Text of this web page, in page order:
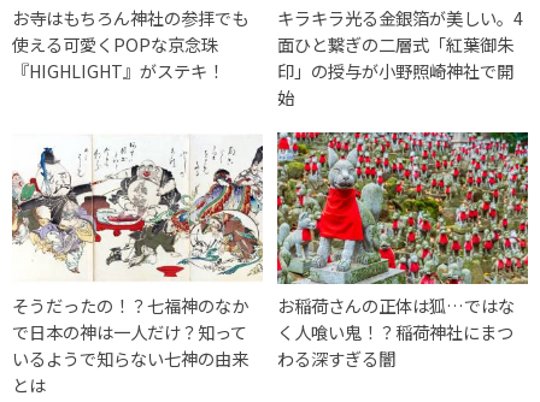
お寺はもちろん神社の参拝でも
使える可愛くPOPな京念珠
『HIGHLIGHT』がステキ！
キラキラ光る金銀箔が美しい。4
面ひと繋ぎの二層式「紅葉御朱
印」の授与が小野照崎神社で開
始
そうだったの！？七福神のなか
で日本の神は一人だけ？知って
いるようで知らない七神の由来
とは
お稲荷さんの正体は狐…ではな
く人喰い鬼！？稲荷神社にまつ
わる深すぎる闇